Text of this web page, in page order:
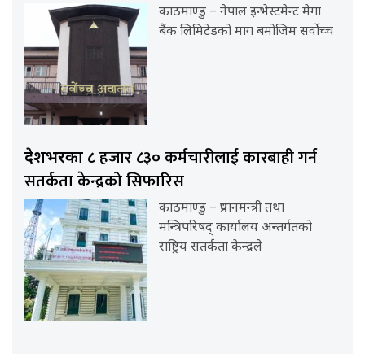
काठमाण्डु – नेपाल इन्भेस्टमेन्ट मेगा
बैंक लिमिटेडको माग बमोजिम सर्वोच्च
देशभरका ८हजार ८३० कर्मचारीलाई कारबाही गर्न
सतर्कता केन्द्रको सिफारिस
काठमाण्डु – प्रधानमन्त्री तथा
मन्त्रिपरिषद् कार्यालय अन्तर्गतको
राष्ट्रिय सतर्कता केन्द्रले